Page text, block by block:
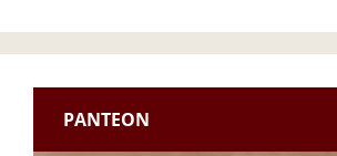
PANTEON